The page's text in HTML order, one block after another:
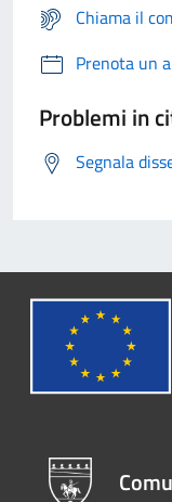
Chiama il
Prenota un
Problemi in
Segnala